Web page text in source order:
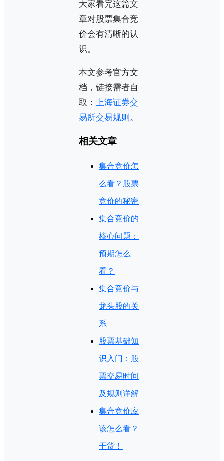
大家看完这篇文
章对股票集合竞
价会有清晰的认
识。
本文参考官方文
档，链接需者自
取： 上海证券交
易所交易规则 。
相关文章
集合竞价怎
么看？股票
竞价的秘密
集合竞价的
核心问题：
预期怎么
看？
集合竞价与
龙头股的关
系
股票基础知
识入门：股
票交易时间
及规则详解
集合竞价应
该怎么看？
干货！